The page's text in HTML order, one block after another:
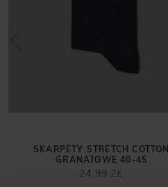
SKARPETY STRETCH COTTON
GRANATOWE 40-45
24,99 ZŁ